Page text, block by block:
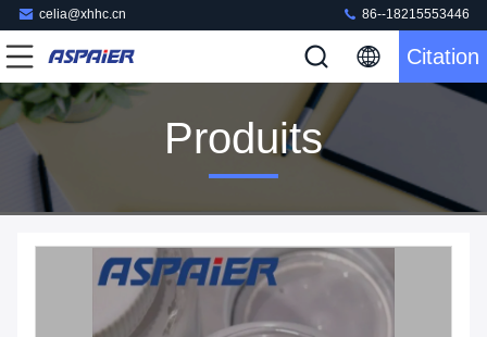
celia@xhhc.cn 86--18215553446
Citation
Produits